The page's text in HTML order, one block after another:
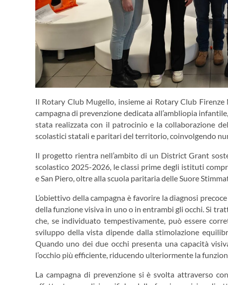
Il Rotary Club Mugello, insieme ai Rotary Club
campagna di prevenzione dedicata all’ambliopia
stata realizzata con il patrocinio e la collaborazione
scolastici statali e paritari del territorio, coinvolgendo
Il progetto rientra nell’ambito di un District Grant
scolastico 2025-2026, le classi prime degli istituti
e San Piero, oltre alla scuola paritaria delle Suore
L’obiettivo della campagna è favorire la diagnosi
della funzione visiva in uno o in entrambi gli occhi. Si
che, se individuato tempestivamente, può essere
sviluppo della vista dipende dalla stimolazione
Quando uno dei due occhi presenta una capacità
l’occhio più efficiente, riducendo ulteriormente la
La campagna di prevenzione si è svolta attraverso